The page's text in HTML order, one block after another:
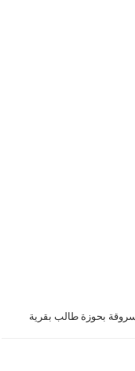
بحوزة طالب بقرية